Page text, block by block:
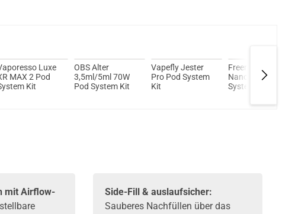
Luxe
MAX 2 Pod
Kit
OBS Alter
3,5ml/5ml 70W
Pod System Kit
Vapefly Jester
Pro Pod System
Kit
Freemax Galex
Nano S Pod
System Kit
mit Airflow-
Side-Fill & auslaufsicher:
Sauberes Nachfüllen über das